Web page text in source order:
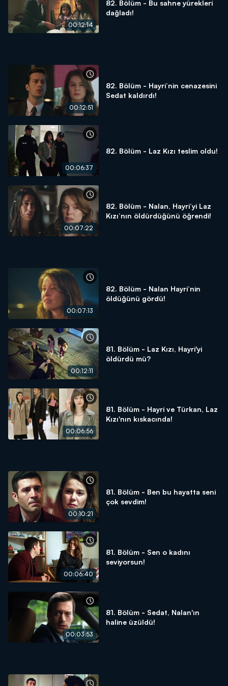
00:12:14
82. Bölüm - Bu sahne yürekleri
dağladı!
00:12:51
82. Bölüm - Hayri’nin cenazesini
Sedat kaldırdı!
00:06:37
82. Bölüm - Laz Kızı teslim oldu!
00:07:22
82. Bölüm - Nalan, Hayri’yi Laz
Kızı’nın öldürdüğünü öğrendi!
00:07:13
82. Bölüm - Nalan Hayri’nin
öldüğünü gördü!
00:12:11
81. Bölüm - Laz Kızı, Hayri'yi
öldürdü mü?
00:06:56
81. Bölüm - Hayri ve Türkan, Laz
Kızı'nın kıskacında!
00:10:21
81. Bölüm - Ben bu hayatta seni
çok sevdim!
00:06:40
81. Bölüm - Sen o kadını
seviyorsun!
00:03:53
81. Bölüm - Sedat, Nalan'ın
haline üzüldü!